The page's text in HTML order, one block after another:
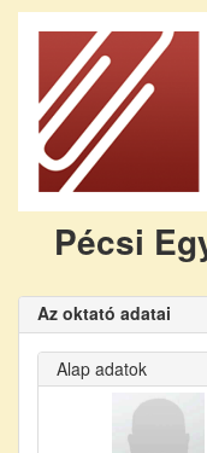
Pécsi
Az oktató adatai
Alap adatok